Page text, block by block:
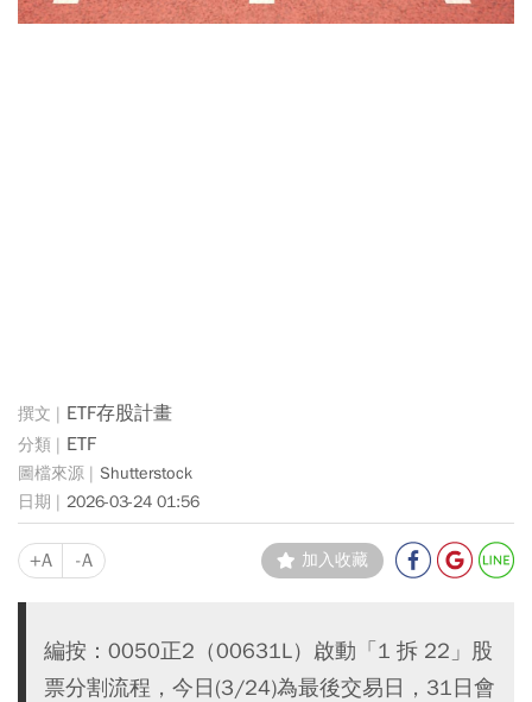
ETF存股計畫
ETF
Shutterstock
2026-03-24 01:56
+A -A 加入收藏
編按：0050正2（00631L）啟動「1 拆 22」股
票分割流程，今日(3/24)為最後交易日，31日會